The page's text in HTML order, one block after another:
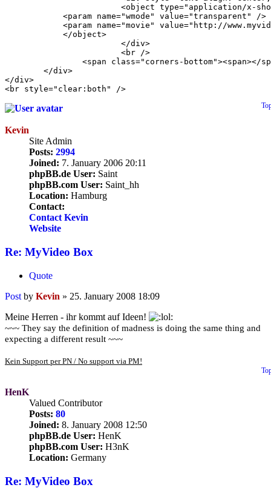
            <param name="wmode" value="transparent" />
<param name="movie" value="http://
            </object>
</div>
<br style="clear:both" />
Kevin
Site Admin
Posts: 2994
Joined: 7. January 2006 20:11
phpBB.de User: Saint
phpBB.com User: Saint_hh
Location: Hamburg
Contact:
Contact Kevin
Website
Re: MyVideo Box
Quote
Post by Kevin » 25. January 2008 18:09
Meine Herren - ihr kommt auf Ideen!
~~~ They say the definition of madness is doing the same thing and
expecting a different result ~~~
Kein Support per PN / No support via PM!
HenK
Valued Contributor
Posts: 80
Joined: 8. January 2008 12:50
phpBB.de User: HenK
phpBB.com User: H3nK
Location: Germany
Re: MyVideo Box